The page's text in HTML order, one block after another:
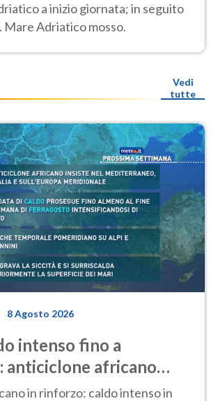
a inizio giornata; in seguito
Mare Adriatico mosso.
Vedi
tutte
8 Agosto 2026
intenso fino a
anticiclone africano
in rinforzo: caldo intenso in